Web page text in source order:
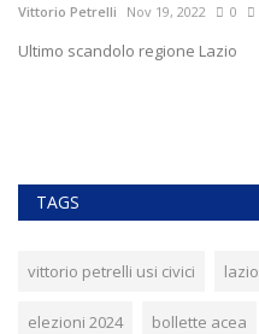
Vittorio Petrelli Nov 19, 2022 0
Ultimo scandolo regione Lazio
TAGS
vittorio petrelli usi civici lazio
elezioni 2024 bollette acea